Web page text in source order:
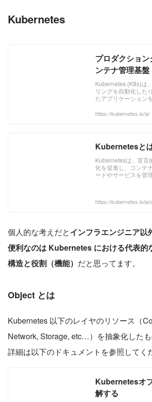
Kubernetes
プロダクショ
ンテナ管理基盤
Kubernetes (K8s)は
リングを自動化した
たアプリケーション
...
https://kubernetes.io/ja/
Kubernetesと
Kubernetesは、宣言
化を促進し、コンテ
ードやサービスを管
備えており、それら
https://kubernetes.io/
個人的な考えだとインフラエンジニア以
便利なのは Kubernetes における代表的
構造と役割（機能） だと思ってます。
Object とは
Kubernetes 以下のレイヤのリソース（
Network, Storage, etc…）を抽象化したも
詳細は以下のドキュメントを参照してく
Kubernetesオ
解する